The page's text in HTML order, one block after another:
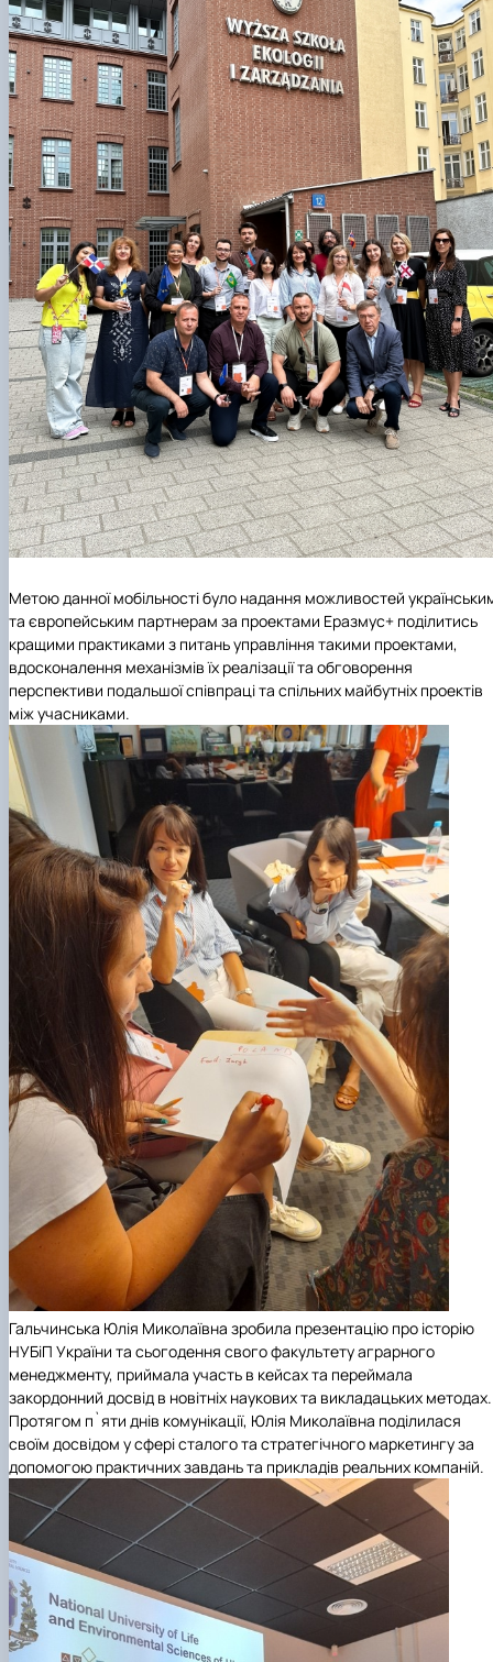
Метою данної мобільності було надання можливостей
та європейським партнерам за проектами Еразмус+ поділитись
кращими практиками з питань управління такими проектами,
вдосконалення механізмів їх реалізації та обговорення
перспективи подальшої співпраці та спільних майбутніх проектів
між учасниками.
Гальчинська Юлія Миколаївна зробила презентацію про історію
НУБіП України та сьогодення свого факультету аграрного
менеджменту, приймала участь в кейсах та переймала
закордонний досвід в новітніх наукових та викладацьких методах.
Протягом п`яти днів комунікації, Юлія Миколаївна поділилася
своїм досвідом у сфері сталого та стратегічного маркетингу за
допомогою практичних завдань та прикладів реальних компаній.